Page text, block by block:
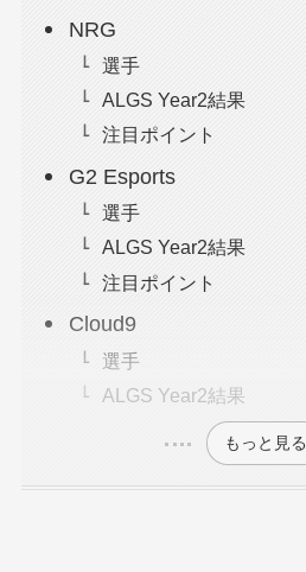
NRG
選手
ALGS Year2結果
注目ポイント
G2 Esports
選手
ALGS Year2結果
注目ポイント
Cloud9
選手
ALGS Year2結果
もっと見る